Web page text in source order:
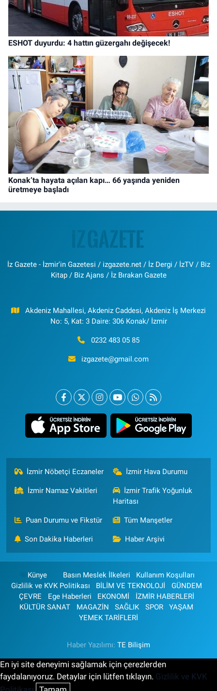
ESHOT duyurdu: 4 hattın güzergahı değişecek!
Konak’ta hayata açılan kapı… 66 yaşında yeniden
üretmeye başladı
İz Gazete - İzmir'in Gazetesi / izgazete.net / İz Dergi / İzTV / Biz
Kitap / Biz Ajans / İz Bırakan Gazete
Akdeniz Mahallesi, Akdeniz Caddesi, Akdeniz İş Merkezi
No: 5, Kat: 3 Daire: 306 Konak/ İzmir
0232 483 05 85
izgazete@gmail.com
İzmir Nöbetçi Eczaneler İzmir Hava Durumu
İzmir Namaz Vakitleri
İzmir Trafik Yoğunluk
Haritası
Puan Durumu ve Fikstür Tüm Manşetler
Son Dakika Haberleri Haber Arşivi
Künye Basın Meslek İlkeleri
Kullanım Koşulları
Gizlilik ve KVK Politikası
BİLİM VE TEKNOLOJİ
GÜNDEM
ÇEVRE
Ege Haberleri EKONOMİ
İZMİR HABERLERİ
KÜLTÜR SANAT
MAGAZİN SAĞLIK SPOR
YAŞAM
YEMEK TARİFLERİ
Haber Yazılımı: TE Bilişim
En iyi site deneyimi sağlamak için çerezlerden
faydalanıyoruz. Detaylar için lütfen tıklayın. Gizlilik ve KVK